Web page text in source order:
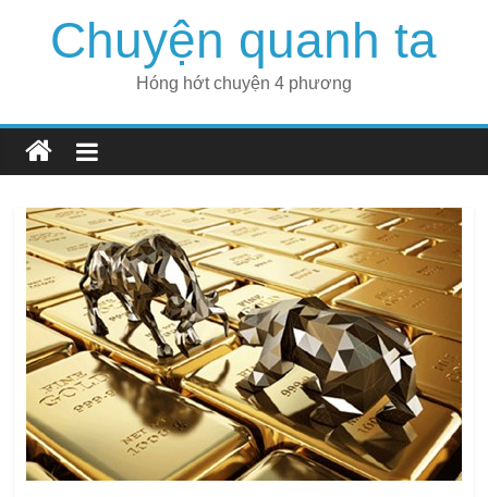
Chuyện quanh ta
Hóng hớt chuyện 4 phương